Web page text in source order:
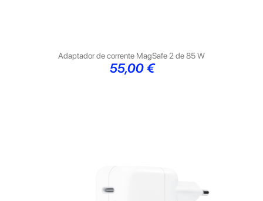
Adaptador de corrente MagSafe 2 de 85 W
Preço
55,00 €